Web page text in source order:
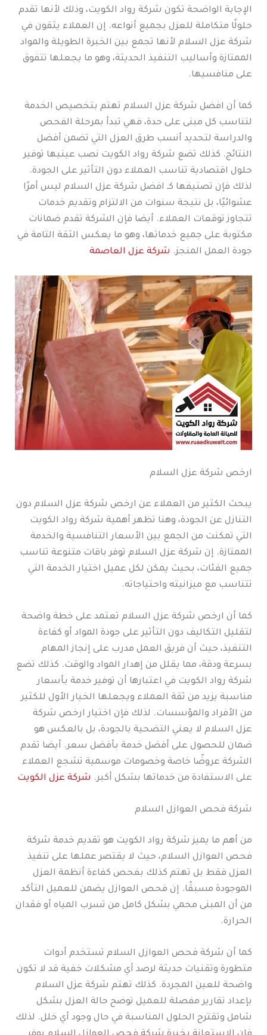
الإجابة الواضحة تكون شركة رواد الكويت، وذلك لأنها تقدم
حلولًا متكاملة للعزل بجميع أنواعه. إن العملاء يثقون في
شركة عزل السلام لأنها تجمع بين الخبرة الطويلة والمواد
الممتازة وأساليب التنفيذ الحديثة، وهو ما يجعلها تتفوق
على منافسيها.
كما أن افضل شركة عزل السلام تهتم بتخصيص الخدمة
لتناسب كل مبنى على حدة، فهي تبدأ بمرحلة الفحص
والدراسة لتحديد أنسب طرق العزل التي تضمن أفضل
النتائج. كذلك تضع شركة رواد الكويت نصب عينيها توفير
حلول اقتصادية تناسب العملاء دون التأثير على الجودة.
لذلك فإن تصنيفها كـ افضل شركة عزل السلام ليس أمرًا
عشوائيًا، بل نتيجة سنوات من الالتزام وتقديم خدمات
تتجاوز توقعات العملاء. أيضا فإن الشركة تقدم ضمانات
مكتوبة على جميع خدماتها، وهو ما يعكس الثقة التامة في
جودة العمل المنجز. شركة عزل العاصمة
ارخص شركة عزل السلام
يبحث الكثير من العملاء عن ارخص شركة عزل السلام دون
التنازل عن الجودة، وهنا تظهر أهمية شركة رواد الكويت
التي تمكنت من الجمع بين الأسعار التنافسية والخدمة
الممتازة. إن شركة عزل السلام توفر باقات متنوعة تناسب
جميع الفئات، بحيث يمكن لكل عميل اختيار الخدمة التي
تتناسب مع ميزانيته واحتياجاته.
كما أن ارخص شركة عزل السلام تعتمد على خطة واضحة
لتقليل التكاليف دون التأثير على جودة المواد أو كفاءة
التنفيذ، حيث أن فريق العمل مدرب على إنجاز المهام
بسرعة ودقة، مما يقلل من إهدار المواد والوقت. كذلك تضع
شركة رواد الكويت في اعتبارها أن توفير خدمة بأسعار
مناسبة يزيد من ثقة العملاء ويجعلها الخيار الأول للكثير
من الأفراد والمؤسسات. لذلك فإن اختيار ارخص شركة
عزل السلام لا يعني التضحية بالجودة، بل بالعكس هو
ضمان للحصول على أفضل خدمة بأفضل سعر. أيضا تقدم
الشركة عروضًا خاصة وخصومات موسمية تشجع العملاء
على الاستفادة من خدماتها بشكل أكبر. شركة عزل الكويت
شركة فحص العوازل السلام
من أهم ما يميز شركة رواد الكويت هو تقديم خدمة شركة
فحص العوازل السلام، حيث لا يقتصر عملها على تنفيذ
العزل فقط بل تهتم كذلك بفحص كفاءة أنظمة العزل
الموجودة مسبقًا. إن فحص العوازل يضمن للعميل التأكد
من أن المبنى محمي بشكل كامل من تسرب المياه أو فقدان
الحرارة.
كما أن شركة فحص العوازل السلام تستخدم أدوات
متطورة وتقنيات حديثة لرصد أي مشكلات خفية قد لا تكون
واضحة للعين المجردة. كذلك تهتم شركة عزل السلام
بإعداد تقارير مفصلة للعميل توضح حالة العزل بشكل
شامل وتقترح الحلول المناسبة في حال وجود أي خلل. لذلك